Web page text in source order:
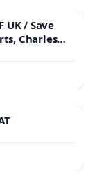
UK / Save
Charles